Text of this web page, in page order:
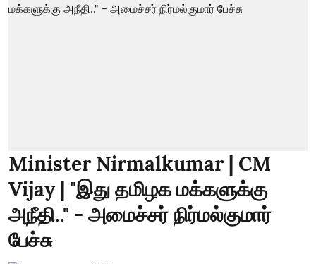
Minister Nirmalkumar | CM
Vijay | "இது தமிழக மக்களுக்கு
அநீதி.." - அமைச்சர் நிர்மல்குமார்
பேச்சு